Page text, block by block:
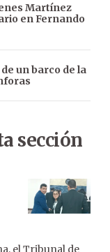
Martínez
en Fernando
un barco de la
sección
el Tribunal de